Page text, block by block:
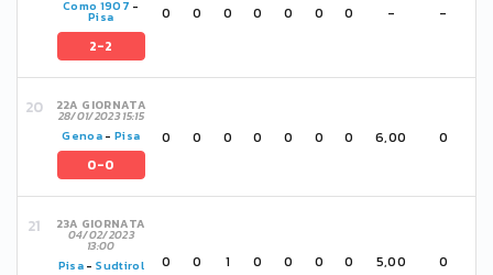
Como 1907 -
Pisa
2-2
0 0 0 0 0 0 0 - -
22A GIORNATA
28/01/2023 15:15
Genoa-Pisa
0-0
0 0 0 0 0 0 0 6,00 0
23A GIORNATA
04/02/2023
13:00
Pisa -Sudtirol 0 0 1 0 0 0 0 5,00 0